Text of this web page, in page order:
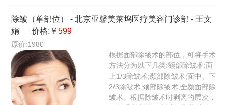
除皱（单部位） -北京亚馨美莱坞医疗美容门诊部 - 王文
娟
价格:￥599
原价:1980
根据面部除皱术的部位，可将手术
方法分为以下几类:额部除皱术;面
上1/3除皱术;颞部除皱术;面中、下
2/3除皱术;颈部除皱术;全颜面部除
皱术。根据除皱术时剥离的层次，